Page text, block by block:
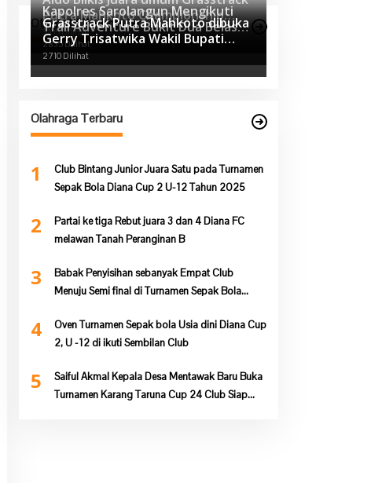
Otomotif Terpopuler
Putra Mahkoto Championship
2025
3105 Dilihat
Kapolres Sarolangun Mengikuti
Trail Adventure Bukit Dua Belas
(TEBAS III)
2835 Dilihat
Grasstrack Putra Mahkoto dibuka
Gerry Trisatwika Wakil Bupati
terpilih kabupaten Sarolangun
2710 Dilihat
Olahraga Terbaru
1
Club Bintang Junior Juara Satu pada Turnamen
Sepak Bola Diana Cup 2 U-12 Tahun 2025
2
Partai ke tiga Rebut juara 3 dan 4 Diana FC
melawan Tanah Peranginan B
3
Babak Penyisihan sebanyak Empat Club
Menuju Semi final di Turnamen Sepak Bola
4
Oven Turnamen Sepak bola Usia dini Diana Cup
2, U -12 di ikuti Sembilan Club
5
Saiful Akmal Kepala Desa Mentawak Baru Buka
Turnamen Karang Taruna Cup 24 Club Siap